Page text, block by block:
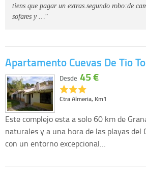
tiens que pagar un extras.segundo robo:de
sofares y …"
Apartamento Cuevas De Tio
Ctra Almeria, Km1
Desde 45 €
Este complejo esta a solo 60 km de
naturales y a una hora de las playas del
con un entorno excepcional…